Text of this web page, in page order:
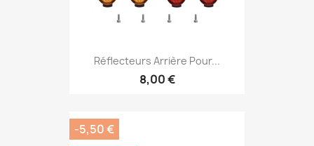
Réflecteurs Arrière Pour...
8,00 €
-5,50 €